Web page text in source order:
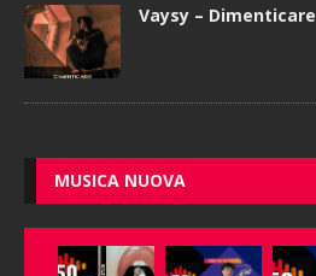
Vaysy – Dimenticare
MUSICA NUOVA